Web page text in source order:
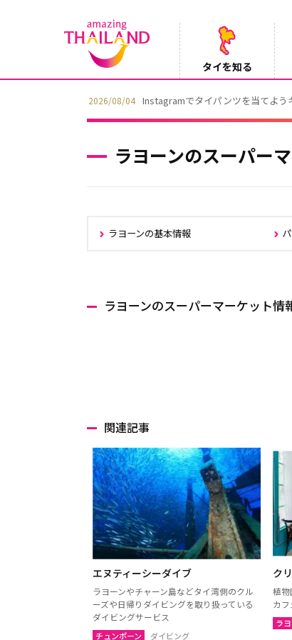
タイを知る
2026/08/03 【鉄道】バンコクーアユタヤを結ぶ
ラヨーンのスーパー
ラヨーンの基本情報
ラヨーンのスーパーマーケット情
関連記事
エヌティーシーダイブ
ラヨーンやチャーン島などタイ湾側のクル
ーズや日帰りダイビングを取り扱っている
ダイビングサービス
チュンポーン ダイビング
ク
植物
カフ
ラ